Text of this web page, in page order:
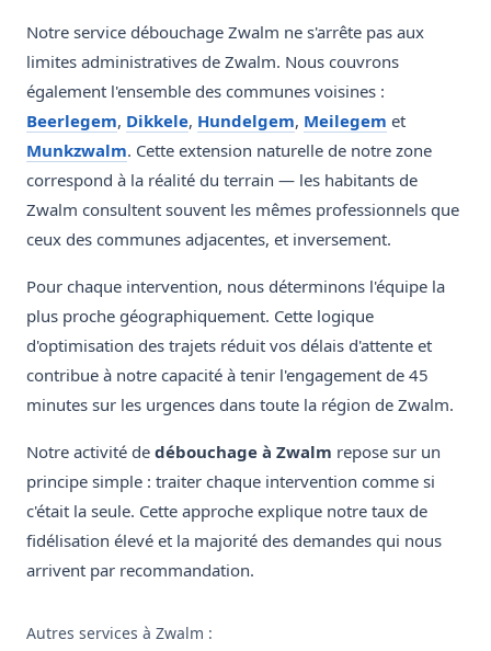
Notre service débouchage Zwalm ne s'arrête pas aux
limites administratives de Zwalm. Nous couvrons
également l'ensemble des communes voisines :
Beerlegem, Dikkele, Hundelgem, Meilegem et
Munkzwalm. Cette extension naturelle de notre zone
correspond à la réalité du terrain — les habitants de
Zwalm consultent souvent les mêmes professionnels que
ceux des communes adjacentes, et inversement.
Pour chaque intervention, nous déterminons l'équipe la
plus proche géographiquement. Cette logique
d'optimisation des trajets réduit vos délais d'attente et
contribue à notre capacité à tenir l'engagement de 45
minutes sur les urgences dans toute la région de Zwalm.
Notre activité de débouchage à Zwalm repose sur un
principe simple : traiter chaque intervention comme si
c'était la seule. Cette approche explique notre taux de
fidélisation élevé et la majorité des demandes qui nous
arrivent par recommandation.
Autres services à Zwalm :